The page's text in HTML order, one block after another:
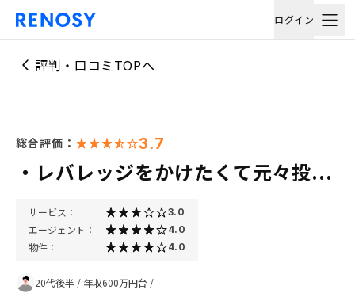
ログイン
評判・口コミTOPへ
総合評価： 3.7
・レバレッジをかけたくて元々投...
サービス： 3.0
エージェント： 4.0
物件： 4.0
20代後半 / 年収600万円台 /